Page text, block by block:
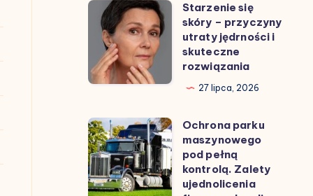
Starzenie
się
skóry
–
przyczyny
jędrności
i
skuteczne
rozwiązania
Starzenie się
skóry – przyczyny
utraty jędrności i
skuteczne
rozwiązania
27 lipca, 2026
Ochrona
parku
maszynowego
pod
Ochrona parku
maszynowego
pod pełną
kontrolą. Zalety
ujednolicenia